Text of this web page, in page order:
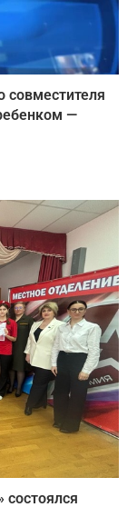
совместителя
—